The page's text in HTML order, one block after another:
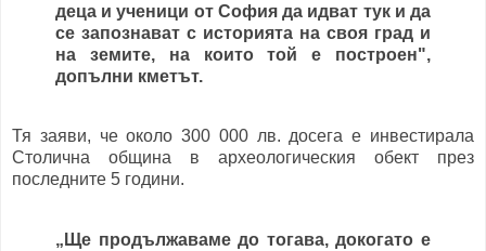
деца и ученици от София да идват тук и да
се запознават с историята на своя град и
на земите, на които той е построен",
допълни кметът.
Тя заяви, че около 300 000 лв. досега е инвестирала
Столична община в археологическия обект през
последните 5 години.
„Ще продължаваме до тогава, докогато е